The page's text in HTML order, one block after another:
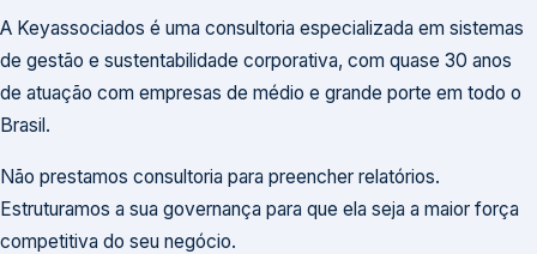
A Keyassociados é uma consultoria especializada em sistemas
de gestão e sustentabilidade corporativa, com quase 30 anos
de atuação com empresas de médio e grande porte em todo o
Brasil.
Não prestamos consultoria para preencher relatórios.
Estruturamos a sua governança para que ela seja a maior força
competitiva do seu negócio.